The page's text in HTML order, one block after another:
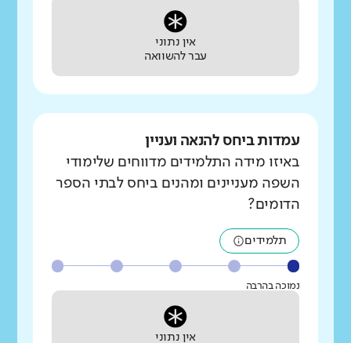
אין נתוני
עבר להשוואה
עמדות ביחס להנאה ועניין
באיזו מידה התלמידים מדווחים שלימודי
השפה מעניינים ומהנים ביחס לבתי הספר
הדומים?
תלמידים
נמוכה בהרבה
אין נתוני